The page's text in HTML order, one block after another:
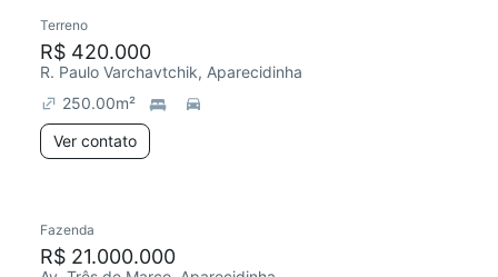
Terreno
R$ 420.000
R. Paulo Varchavtchik, Aparecidinha
250.00m²
Ver contato
Fazenda
R$ 21.000.000